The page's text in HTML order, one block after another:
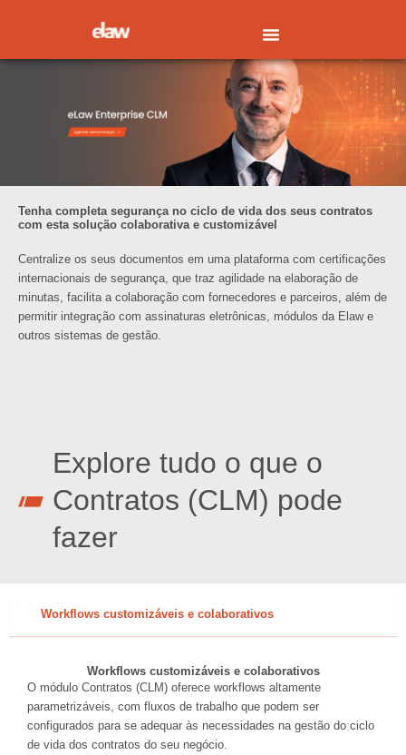
Tenha completa segurança no ciclo de vida dos seus contratos
com esta solução colaborativa e customizável
Centralize os seus documentos em uma plataforma com certificações
internacionais de segurança, que traz agilidade na elaboração de
minutas, facilita a colaboração com fornecedores e parceiros, além de
permitir integração com assinaturas eletrônicas, módulos da Elaw e
outros sistemas de gestão.
Explore tudo o que o
Contratos (CLM) pode
fazer
Workflows customizáveis e colaborativos
Workflows customizáveis e colaborativos
O módulo Contratos (CLM) oferece workflows altamente
parametrizáveis, com fluxos de trabalho que podem ser
configurados para se adequar às necessidades na gestão do ciclo
de vida dos contratos do seu negócio.